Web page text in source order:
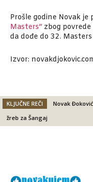
Prošle godine Novak je
Masters“ zbog
da dođe do 32.
Izvor:
KLJUČNE REČI Novak Đoković
žreb za Šangaj